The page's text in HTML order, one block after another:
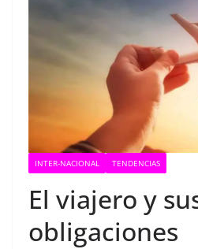
INTER-NACIONAL TENDENCIAS
El viajero y
obligaciones